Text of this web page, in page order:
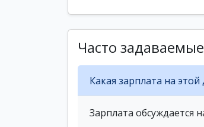
Часто
Какая зарплата на
Зарплата обсуждается